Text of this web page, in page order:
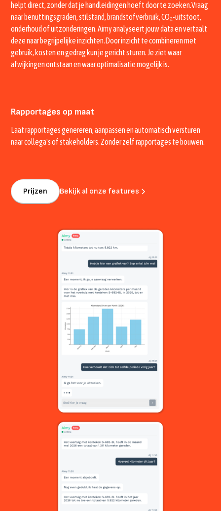
helpt direct, zonder dat je handleidingen hoeft door te zoeken.Vraag
naar benuttingsgraden, stilstand, brandstofverbruik, CO₂-uitstoot,
onderhoud of uitzonderingen. Aimy analyseert jouw data en vertaalt
deze naar begrijpelijke inzichten.Door inzicht te combineren met
gebruik, kosten en gedrag kun je gericht sturen. Je ziet waar
afwijkingen ontstaan en waar optimalisatie mogelijk is.
Rapportages op maat
Laat rapportages genereren, aanpassen en automatisch versturen
naar collega's of stakeholders. Zonder zelf rapportages te bouwen.
Prijzen Bekijk al onze features